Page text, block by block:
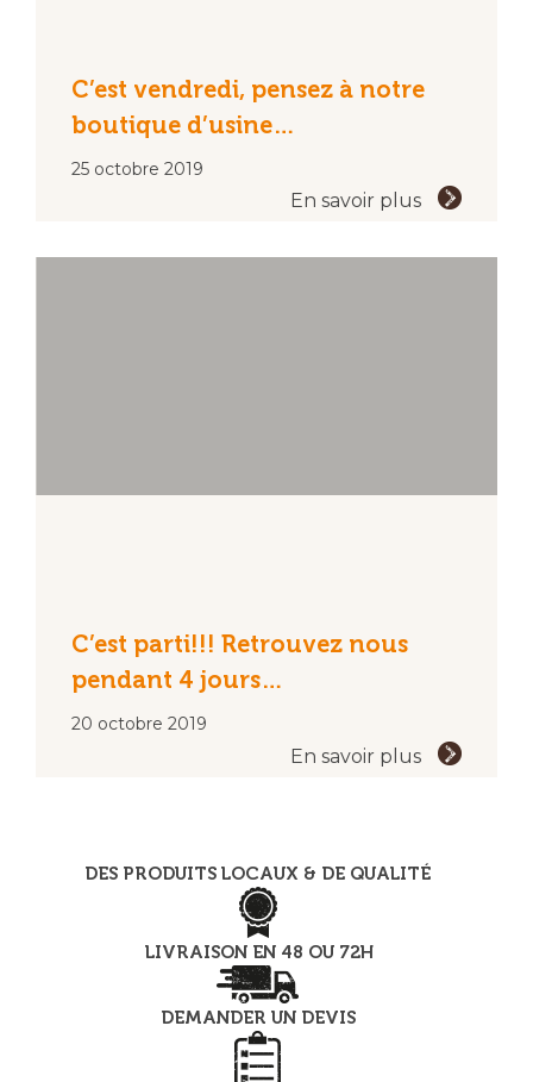
C’est vendredi, pensez à notre
boutique d’usine…
25 octobre 2019
En savoir plus
C’est parti!!! Retrouvez nous
pendant 4 jours…
20 octobre 2019
En savoir plus
DES PRODUITS LOCAUX & DE QUALITÉ
LIVRAISON EN 48 OU 72H
DEMANDER UN DEVIS